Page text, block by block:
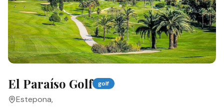
El Paraíso Golf golf
Estepona,